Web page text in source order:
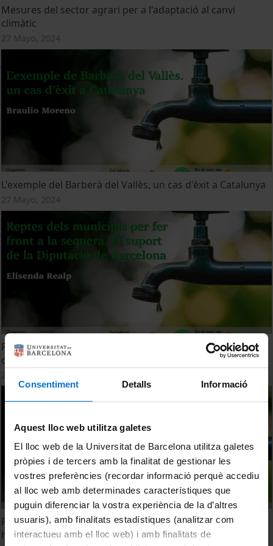
Consentiment Detalls Informació
Aquest lloc web utilitza galetes
El lloc web de la Universitat de Barcelona utilitza galetes
pròpies i de tercers amb la finalitat de gestionar les
vostres preferències (recordar informació perquè accediu
al lloc web amb determinades característiques que
puguin diferenciar la vostra experiència de la d’altres
usuaris), amb finalitats estadístiques (analitzar com
interactueu amb el lloc web) i amb finalitats de
Mesures del sector agrari per a l'adaptació al canvi
climàtic
27 Mayo, 2024
L'exemple del Barberà del Vallès, un cas d'èxit a Catalunya
27 Mayo, 2024
Reptes dels municipis per fer front a la sequera. El suport
de la Diputació de Barcelona
Protegir, conservar, desenvolupar i gestionar els recursos
hídrics de Califòrnia